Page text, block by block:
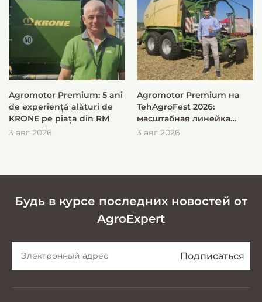
Agromotor Premium: 5 ani
de experiență alături de
KRONE pe piața din RM
3 авг 2026
Agromotor Premium на
TehAgroFest 2026:
масштабная линейка
KRONE для быстрой и
3 авг 2026
Будь в курсе последних новостей от
AgroExpert